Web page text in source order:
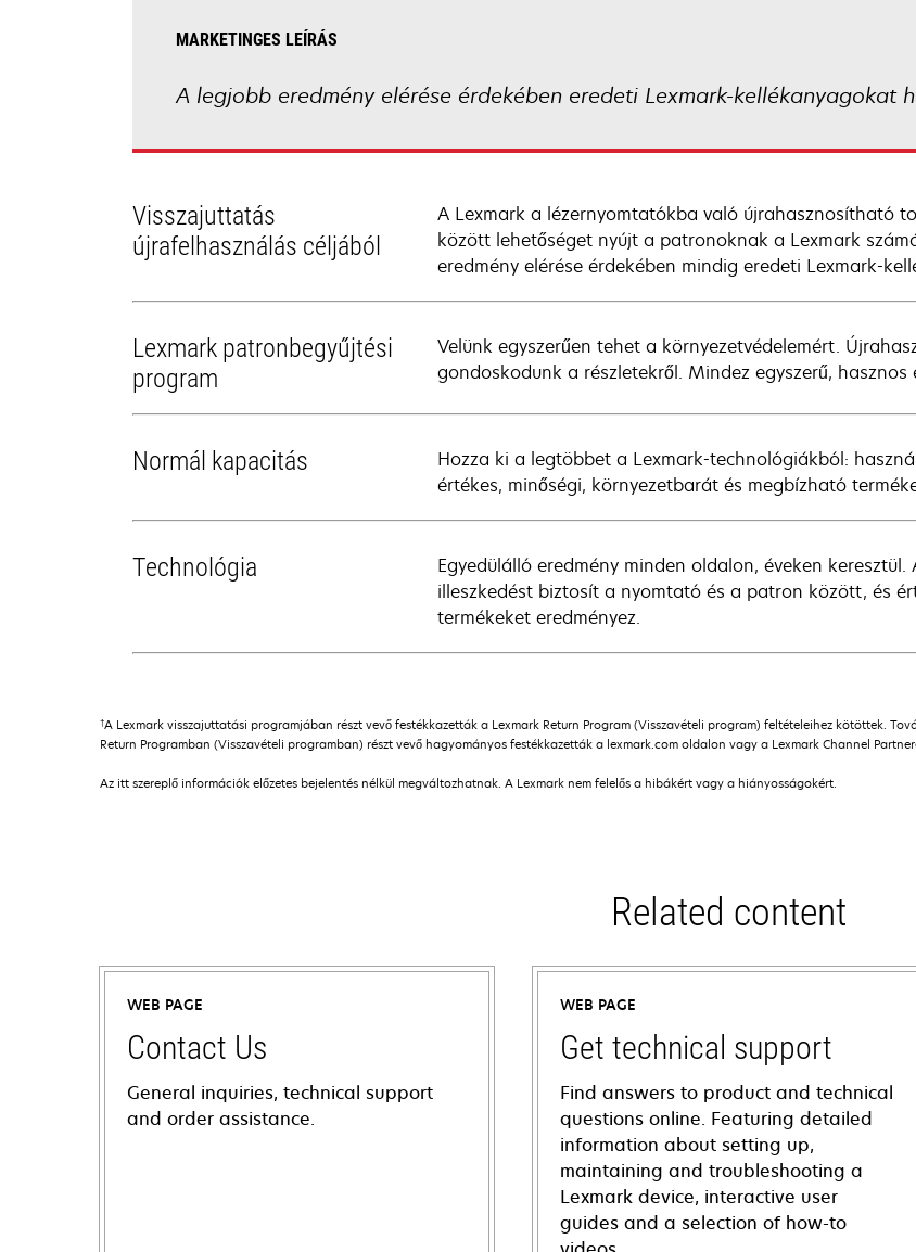
MARKETINGES LEÍRÁS
A legjobb eredmény elérése érdekében eredeti Lexmark-kellékanyagokat
Visszajuttatás
újrafelhasználás céljából
A Lexmark a lézernyomtatókba való újrahasznosítható
között lehetőséget nyújt a patronoknak a Lexmark
eredmény elérése érdekében mindig eredeti Lexmark-
Lexmark patronbegyűjtési
program
Velünk egyszerűen tehet a környezetvédelemért.
gondoskodunk a részletekről. Mindez egyszerű, hasznos
Normál kapacitás
Hozza ki a legtöbbet a Lexmark-technológiákból:
értékes, minőségi, környezetbarát és megbízható
Technológia
Egyedülálló eredmény minden oldalon, éveken
illeszkedést biztosít a nyomtató és a patron között, és
termékeket eredményez.
†A Lexmark visszajuttatási programjában részt vevő festékkazetták a Lexmark Return Program (Visszavételi program) feltételeihez kötöttek.
Return Programban (Visszavételi programban) részt vevő hagyományos festékkazetták a lexmark.com oldalon vagy a Lexmark Channel
Az itt szereplő információk előzetes bejelentés nélkül megváltozhatnak. A Lexmark nem felelős a hibákért vagy a hiányosságokért.
Related content
WEB PAGE
Contact Us
General inquiries, technical support
and order assistance.
WEB PAGE
Get technical support
Find answers to product and technical
questions online. Featuring detailed
information about setting up,
maintaining and troubleshooting a
Lexmark device, interactive user
guides and a selection of how-to